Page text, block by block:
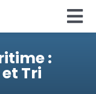
Accueil
:
Tri